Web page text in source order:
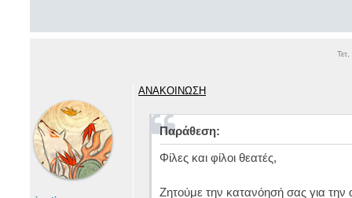
ΑΝΑΚΟΙΝΩΣΗ
Παράθεση:
Φίλες και φίλοι θεατές,
Ζητούμε την κατανόησή σας για την